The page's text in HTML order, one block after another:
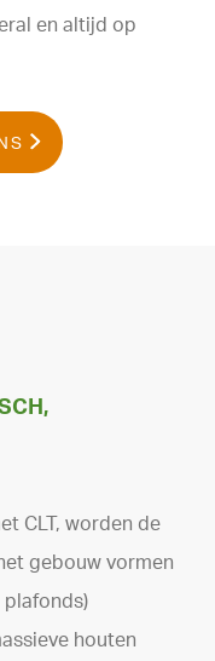
en altijd op
CLT, worden de
gebouw vormen
plafonds)
houten